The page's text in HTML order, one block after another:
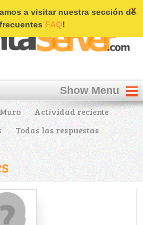
Register
a visitar nuestra sección de
FAQ!
x
Show Menu
Muro
Actividad reciente
Todas las respuestas